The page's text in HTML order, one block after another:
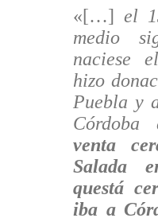
«[…] el
medio
naciese
hizo
Puebla y
Córdoba
venta
Salada
questá
iba a